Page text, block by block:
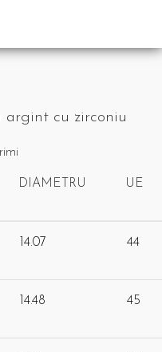
cu zirconiu
DIAMETRU UE
14.07 44
14.48 45